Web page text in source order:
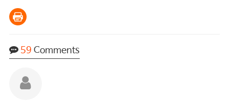
59 Comments